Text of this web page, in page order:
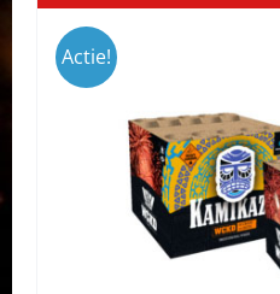
Actie!